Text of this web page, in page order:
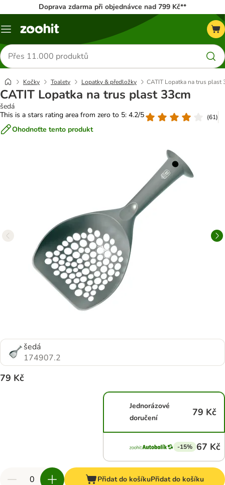
Doprava zdarma při objednávce nad 799 Kč**
Menu
Hledat
produkty
Kočky Toalety Lopatky & předložky CATIT Lopatka na trus plast
CATIT Lopatka na trus plast 33cm
šedá
This is a stars rating area from zero to 5: 4.2/5
(61)
Ohodnoťte tento produkt
šedá
174907.2
79 Kč
Jednorázové
doručení
79 Kč
-15% 67 Kč
Přidat do košíkuPřidat do košíku